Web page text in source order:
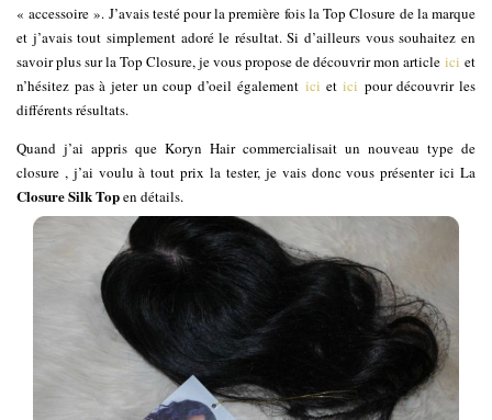
« accessoire ». J’avais testé pour la première fois la Top Closure de la marque
et j’avais tout simplement adoré le résultat. Si d’ailleurs vous souhaitez en
savoir plus sur la Top Closure, je vous propose de découvrir mon article ici et
n’hésitez pas à jeter un coup d’oeil également ici et ici pour découvrir les
différents résultats.
Quand j’ai appris que Koryn Hair commercialisait un nouveau type de
closure , j’ai voulu à tout prix la tester, je vais donc vous présenter ici La
Closure Silk Topen détails.